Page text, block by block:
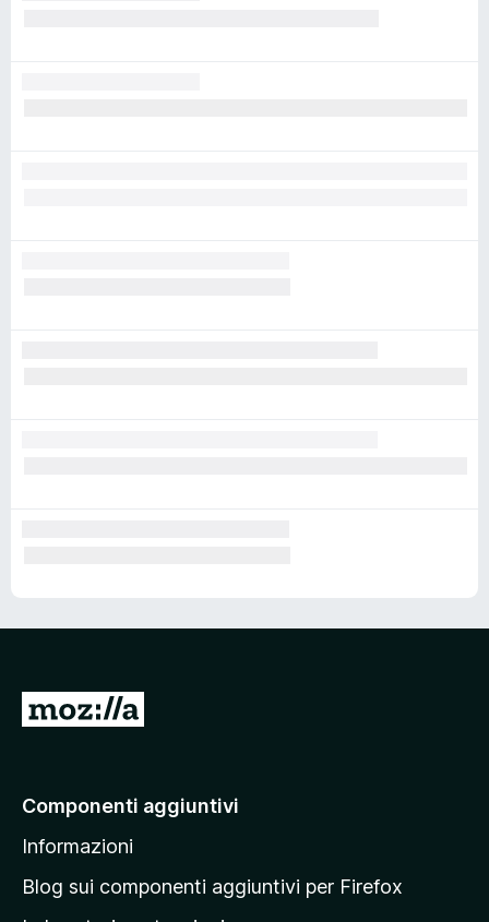
V
a
l
a
Componenti aggiuntivi
Informazioni
Blog sui componenti aggiuntivi per Firefox